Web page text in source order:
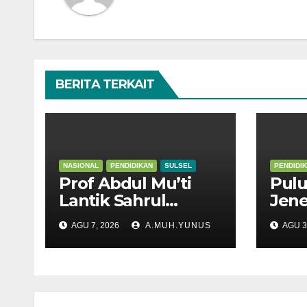
BERITA TERKAIT
NASIONAL PENDIDIKAN SULSEL
Prof Abdul Mu’ti
Lantik Sahrul
Kepala SNT 9 Gowa
AGU 7, 2026 A.MUH.YUNUS AGU